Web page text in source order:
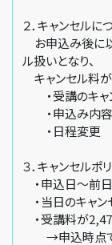
２．キャンセルに
お申込み後に
ル扱いとなり、
キャンセル料が
・受講のキャ
・申込み内容
・日程変更
３．キャンセルポ
・申込日～前
・当日のキャ
・受講料が
→申込時点で